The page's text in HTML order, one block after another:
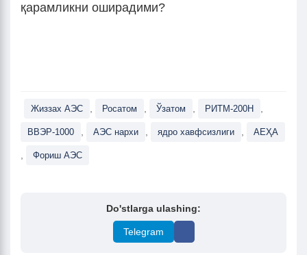
қарамликни оширадими?
Жиззах АЭС Росатом Ўзатом РИТМ-200Н
ВВЭР-1000 АЭС нархи ядро хавфсизлиги АЕҲА
Фориш АЭС
Do'stlarga ulashing:
Telegram